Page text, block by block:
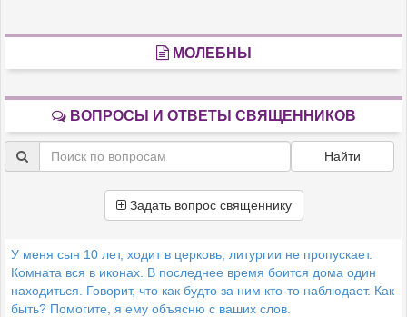
МОЛЕБНЫ
ВОПРОСЫ И ОТВЕТЫ СВЯЩЕННИКОВ
Найти
Задать вопрос священнику
У меня сын 10 лет, ходит в церковь, литургии не пропускает.
Комната вся в иконах. В последнее время боится дома один
находиться. Говорит, что как будто за ним кто-то наблюдает. Как
быть? Помогите, я ему объясню с ваших слов.